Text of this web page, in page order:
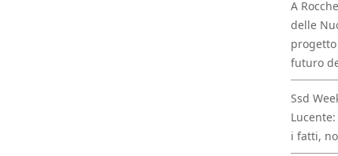
A
delle
futuro
Ssd
i fatti,